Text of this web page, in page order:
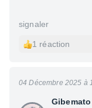
signaler
1 réaction
Gibemato
04 Décembre 2025 à